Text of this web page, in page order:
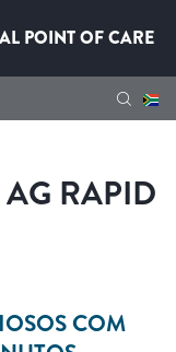
POINT OF CARE
RAPID
COM